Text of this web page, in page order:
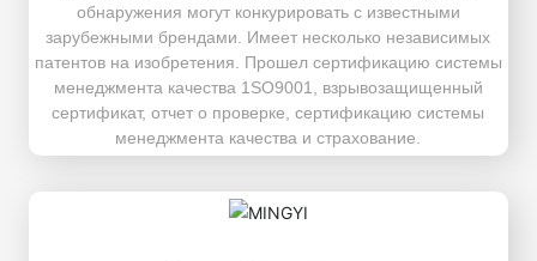
обнаружения могут конкурировать с известными
зарубежными брендами. Имеет несколько независимых
патентов на изобретения. Прошел сертификацию системы
менеджмента качества 1SO9001, взрывозащищенный
сертификат, отчет о проверке, сертификацию системы
менеджмента качества и страхование.